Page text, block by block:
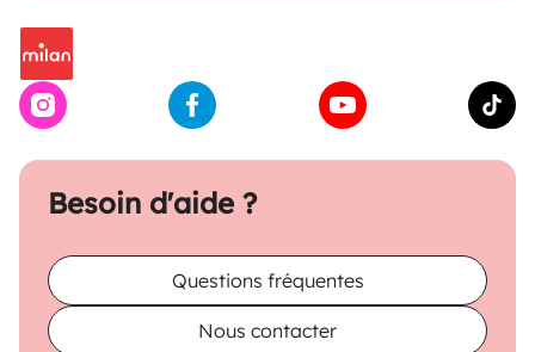
Besoin d'aide ?
Questions fréquentes
Nous contacter